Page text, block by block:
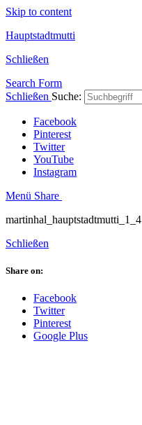
Skip to content
Hauptstadtmutti
Schließen
Search Form
Schließen Suche:
Facebook
Pinterest
Twitter
YouTube
Instagram
Menü Share
martinhal_hauptstadtmutti_1_4
Schließen
Share on:
Facebook
Twitter
Pinterest
Google Plus